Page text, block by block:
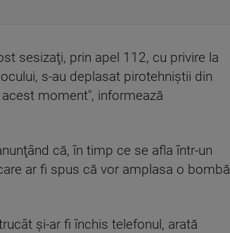
sesizaţi, prin apel 112, cu privire la
s-au deplasat pirotehniştii din
moment", informează
că, în timp ce se afla într-un
ar fi spus că vor amplasa o bombă
şi-ar fi închis telefonul, arată